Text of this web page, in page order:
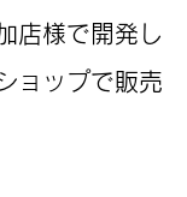
店様で開発し
ョップで販売